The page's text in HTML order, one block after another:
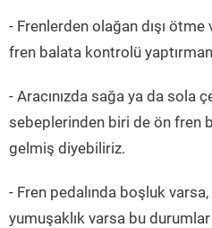
- Frenlerden olağan dışı ötme
fren balata kontrolü
- Aracınızda sağa ya da sola
sebeplerinden biri de ön fren
gelmiş diyebiliriz.
- Fren pedalında boşluk varsa,
yumuşaklık varsa bu